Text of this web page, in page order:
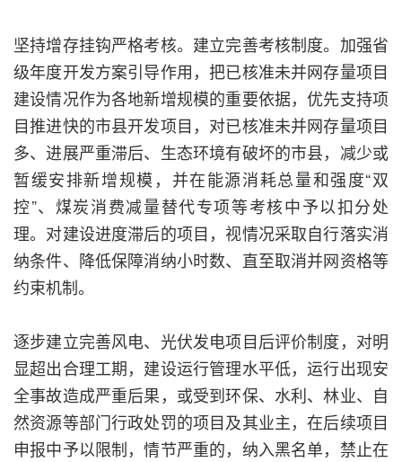
坚持增存挂钩严格考核。建立完善考核制度。加强省
级年度开发方案引导作用，把已核准未并网存量项目
建设情况作为各地新增规模的重要依据，优先支持项
目推进快的市县开发项目，对已核准未并网存量项目
多、进展严重滞后、生态环境有破坏的市县，减少或
暂缓安排新增规模，并在能源消耗总量和强度“双
控”、煤炭消费减量替代专项等考核中予以扣分处
理。对建设进度滞后的项目，视情况采取自行落实消
纳条件、降低保障消纳小时数、直至取消并网资格等
约束机制。
逐步建立完善风电、光伏发电项目后评价制度，对明
显超出合理工期，建设运行管理水平低，运行出现安
全事故造成严重后果，或受到环保、水利、林业、自
然资源等部门行政处罚的项目及其业主，在后续项目
申报中予以限制，情节严重的，纳入黑名单，禁止在